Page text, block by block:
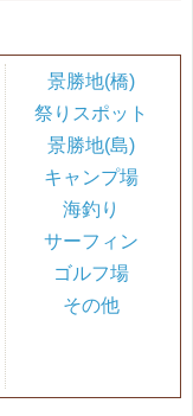
景勝地(橋)
祭りスポット
景勝地(島)
キャンプ場
海釣り
サーフィン
ゴルフ場
その他